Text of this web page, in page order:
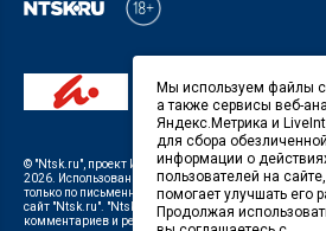
© "Ntsk.ru", проект ИП Савин В.В. Служба
2026. Использование материалов, размещенных на
только по письменному разрешению Редакции с
сайт "Ntsk.ru". "Ntsk.ru" не несет ответственности за
комментариев и рекламных материалов.
Мы используем файлы
а также сервисы веб-
Яндекс.Метрика и
для сбора обезличенной
информации о
пользователей на
помогает улучшать его
Продолжая